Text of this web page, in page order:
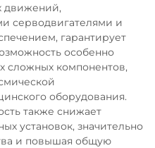
движений,
серводвигателями и
гарантирует
особенно
сложных компонентов,
оборудования.
также снижает
установок, значительно
и повышая общую